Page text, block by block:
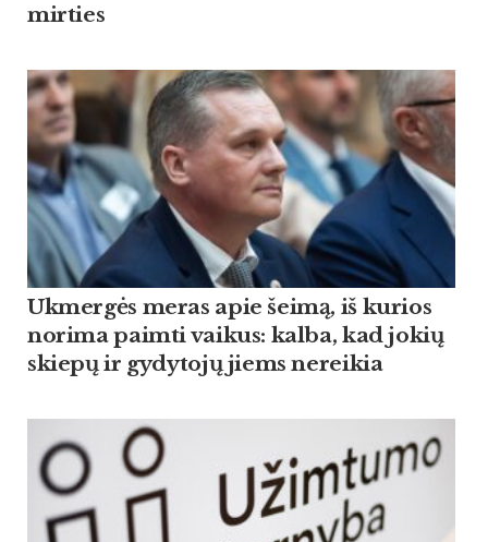
mirties
Ukmergės meras apie šeimą, iš kurios
norima paimti vaikus: kalba, kad jokių
skiepų ir gydytojų jiems nereikia